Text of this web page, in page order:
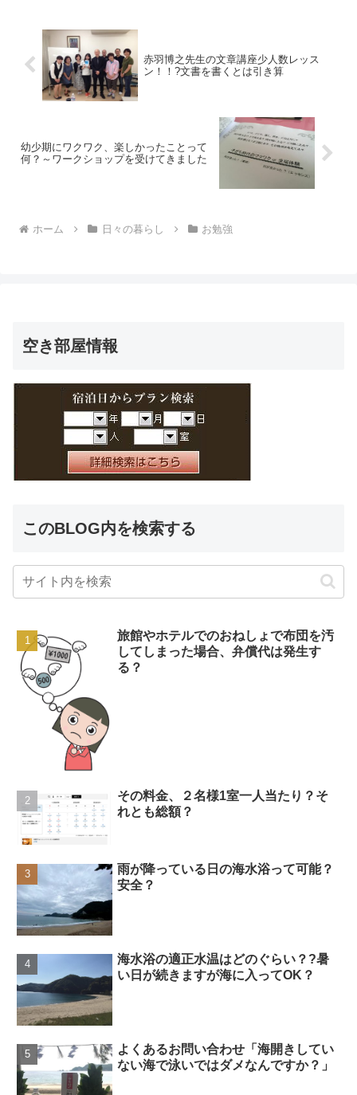
赤羽博之先生の文章講座少人数レッス
ン！！?文書を書くとは引き算
幼少期にワクワク、楽しかったことって
何？～ワークショップを受けてきました
ホーム 日々の暮らし お勉強
空き部屋情報
このBLOG内を検索する
旅館やホテルでのおねしょで布団を汚
してしまった場合、弁償代は発生す
る？
その料金、２名様1室一人当たり？そ
れとも総額？
雨が降っている日の海水浴って可能？
安全？
海水浴の適正水温はどのぐらい？?暑
い日が続きますが海に入ってOK？
よくあるお問い合わせ「海開きしてい
ない海で泳いではダメなんですか？」